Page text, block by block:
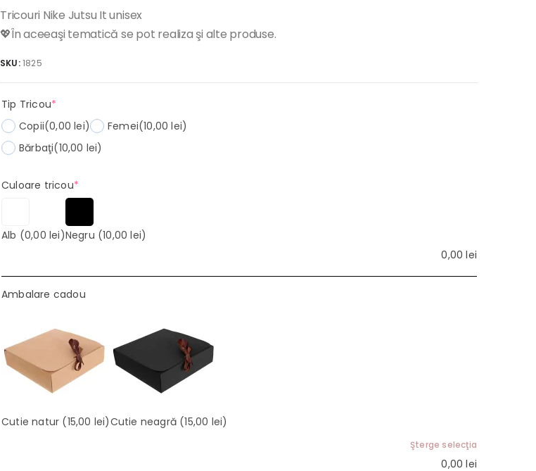
Tricouri Nike Jutsu It unisex
💖În aceeaşi tematică se pot realiza şi alte produse.
SKU:1825
Tip Tricou*
Copii(0,00 lei) Femei(10,00 lei)
Bărbaţi(10,00 lei)
Culoare tricou*(required)
Alb (0,00 lei)Negru (10,00 lei)
0,00lei
Ambalare cadou
Cutie natur (15,00 lei)Cutie neagră (15,00 lei)
Şterge selecţia
0,00lei